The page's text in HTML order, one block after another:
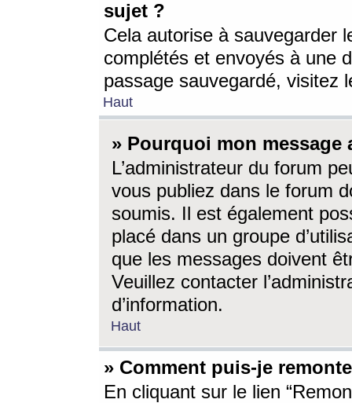
sujet ?
Cela autorise à sauvegarder
complétés et envoyés à une
passage sauvegardé, visitez
Haut
» Pourquoi mon message
L’administrateur du forum
vous publiez dans le forum
soumis. Il est également
placé dans un groupe
que les messages doivent
Veuillez contacter
d’information.
Haut
» Comment puis-je
En cliquant sur le lien